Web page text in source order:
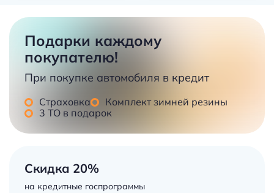
Подарки каждому
покупателю!
При покупке автомобиля в кредит
Страховка
Комплект зимней резины
3 ТО в подарок
Скидка 20%
на кредитные госпрограммы